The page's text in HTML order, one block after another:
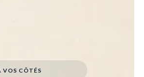
VOS CÔTÉS